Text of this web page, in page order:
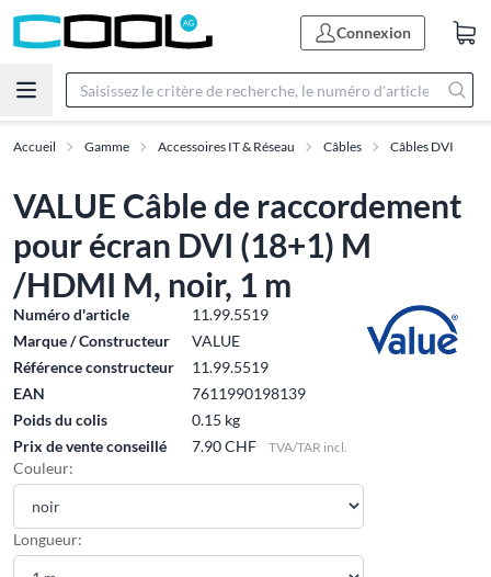
Connexion
Accueil Gamme Accessoires IT & Réseau Câbles Câbles DVI
VALUE Câble de raccordement
pour écran DVI (18+1) M
/HDMI M, noir, 1 m
Numéro d'article
11.99.5519
Marque / Constructeur
VALUE
Référence constructeur
11.99.5519
EAN
7611990198139
Poids du colis
0.15 kg
Prix de vente conseillé
7.90 CHF TVA/TAR incl.
Couleur:
Longueur: